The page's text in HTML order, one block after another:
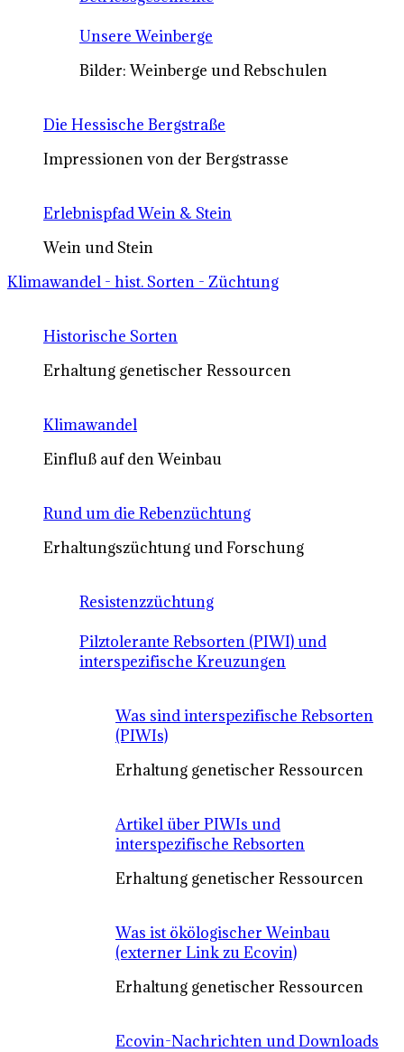
Unsere Weinberge
Bilder: Weinberge und Rebschulen
Die Hessische Bergstraße
Impressionen von der Bergstrasse
Erlebnispfad Wein & Stein
Wein und Stein
Klimawandel - hist. Sorten - Züchtung
Historische Sorten
Erhaltung genetischer Ressourcen
Klimawandel
Einfluß auf den Weinbau
Rund um die Rebenzüchtung
Erhaltungszüchtung und Forschung
Resistenzzüchtung
Pilztolerante Rebsorten (PIWI) und
interspezifische Kreuzungen
Was sind interspezifische Rebsorten
(PIWIs)
Erhaltung genetischer Ressourcen
Artikel über PIWIs und
interspezifische Rebsorten
Erhaltung genetischer Ressourcen
Was ist ökölogischer Weinbau
(externer Link zu Ecovin)
Erhaltung genetischer Ressourcen
Ecovin-Nachrichten und Downloads